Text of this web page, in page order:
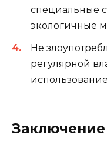
специальные
экологичные
Не
регулярной
Заключение